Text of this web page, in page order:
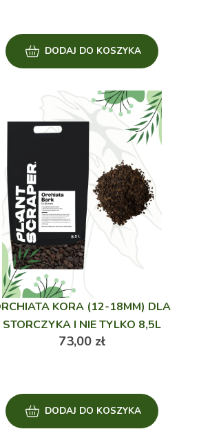
DODAJ DO KOSZYKA
KORA (12-18MM) DLA
STORCZYKA I NIE TYLKO 8,5L
73,00 zł
DODAJ DO KOSZYKA